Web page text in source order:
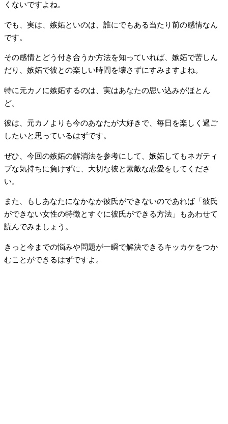
くないですよね。
でも、実は、嫉妬といのは、誰にでもある当たり前の感情なん
です。
その感情とどう付き合うか方法を知っていれば、嫉妬で苦しん
だり、嫉妬で彼との楽しい時間を壊さずにすみますよね。
特に元カノに嫉妬するのは、実はあなたの思い込みがほとん
ど。
彼は、元カノよりも今のあなたが大好きで、毎日を楽しく過ご
したいと思っているはずです。
ぜひ、今回の嫉妬の解消法を参考にして、嫉妬してもネガティ
ブな気持ちに負けずに、大切な彼と素敵な恋愛をしてくださ
い。
また、もしあなたになかなか彼氏ができないのであれば「彼氏
ができない女性の特徴とすぐに彼氏ができる方法」もあわせて
読んでみましょう。
きっと今までの悩みや問題が一瞬で解決できるキッカケをつか
むことができるはずですよ。